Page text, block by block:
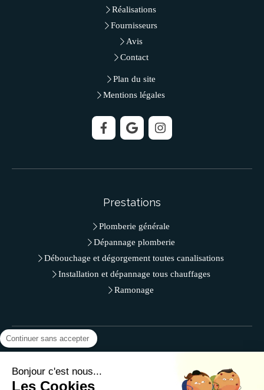
Réalisations
Fournisseurs
Avis
Contact
Plan du site
Mentions légales
Prestations
Plomberie générale
Dépannage plomberie
Débouchage et dégorgement toutes canalisations
Installation et dépannage tous chauffages
Ramonage
SR.Plomberie - M. LAJILI
Continuer sans accepter
Bonjour c'est nous...
Les Cookies